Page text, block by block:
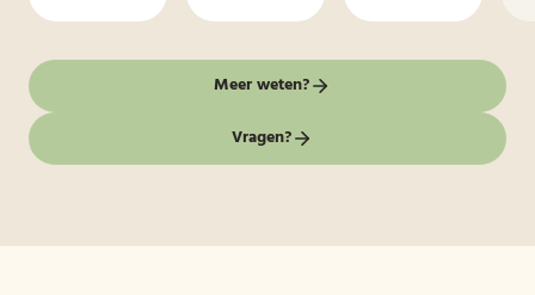
Meer weten?
Vragen?